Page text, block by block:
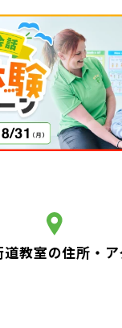
教室の住所・